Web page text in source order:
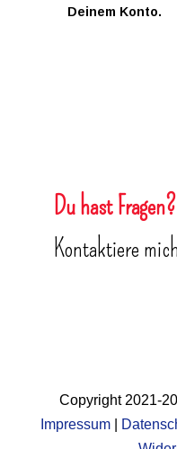
Deinem Konto.
Du hast Fragen?
Kontaktiere
Copyright 2021-
Impressum|